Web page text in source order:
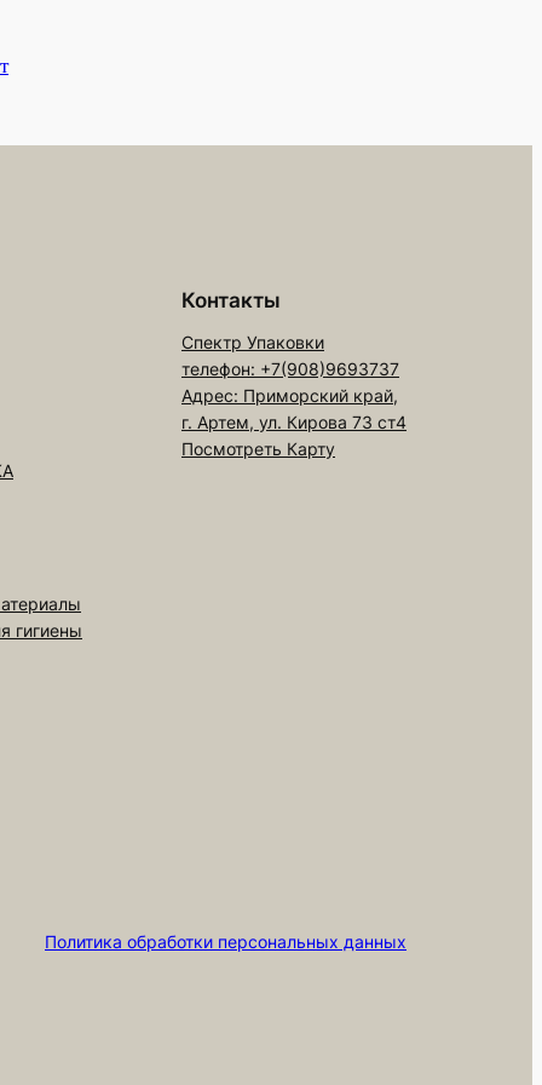
гигиены
Контакты
Спектр Упаковки
телефон: +7(908)9693737
Адрес: Приморский край,
г. Артем, ул. Кирова 73 ст4
Посмотреть Карту
Политика обработки персональных данных